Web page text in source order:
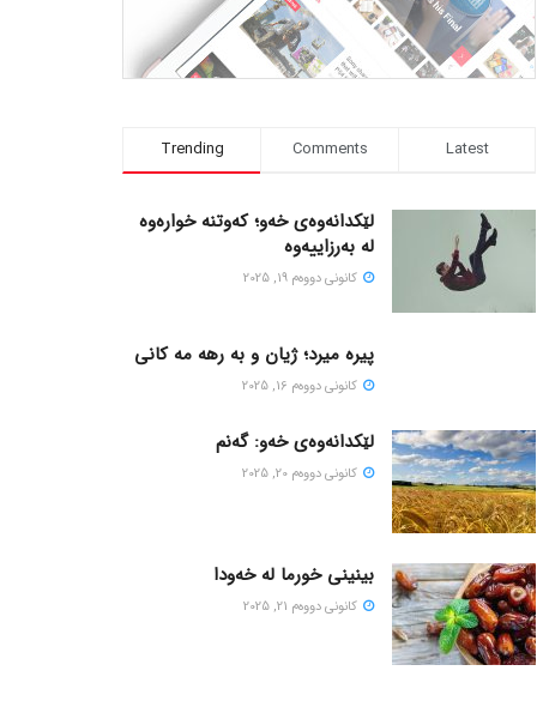
Trending Comments Latest
لێکدانەوەی خەو؛ کەوتنە خوارەوە
لە بەرزاییەوە
كانونی دووه‌م 19, 2025
پیره میرد؛ ژیان و به رهه مه کانی
كانونی دووه‌م 16, 2025
لێکدانەوەی خەو: گەنم
كانونی دووه‌م 20, 2025
بینینی خورما لە خەودا
كانونی دووه‌م 21, 2025